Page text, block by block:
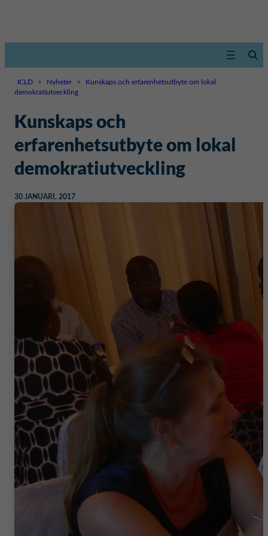
ICLD > Nyheter >
Kunskaps och erfarenhetsutbyte om lokal
demokratiutveckling
Kunskaps och
erfarenhetsutbyte om lokal
demokratiutveckling
30 JANUARI, 2017